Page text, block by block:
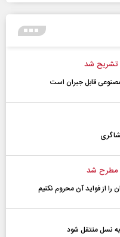
تشریح شد
قابل جبران است
مطرح شد
را از فواید آن محروم نکنیم
نسل منتقل شود